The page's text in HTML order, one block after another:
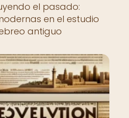
el pasado:
en el estudio
antiguo